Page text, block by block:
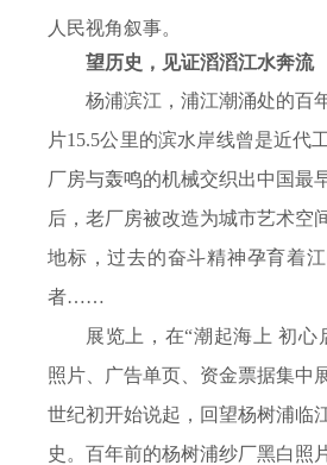
人民视角叙事。
望历史，见证滔滔江水奔流
杨浦滨江，浦江潮涌处的百
片15.5公里的滨水岸线曾是近代
厂房与轰鸣的机械交织出中国最
后，老厂房被改造为城市艺术空
地标，过去的奋斗精神孕育着
者……
展览上，在“潮起海上 初心
照片、广告单页、资金票据集中
世纪初开始说起，回望杨树浦临
史。百年前的杨树浦纱厂黑白照片